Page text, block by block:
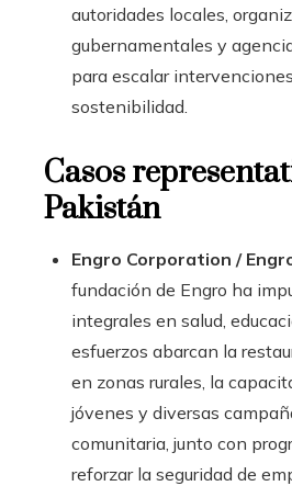
autoridades locales,
gubernamentales y
para escalar
sostenibilidad.
Casos
Pakistán
Engro Corporation /
fundación de Engro ha
integrales en salud,
esfuerzos abarcan la
en zonas rurales, la
jóvenes y diversas
comunitaria, junto con
reforzar la seguridad de